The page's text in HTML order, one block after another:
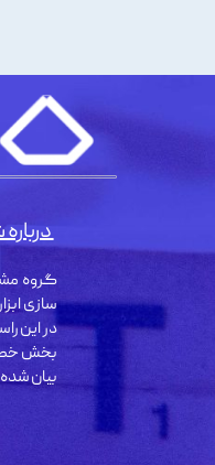
گروه
سازی
در این
بخش
بیان